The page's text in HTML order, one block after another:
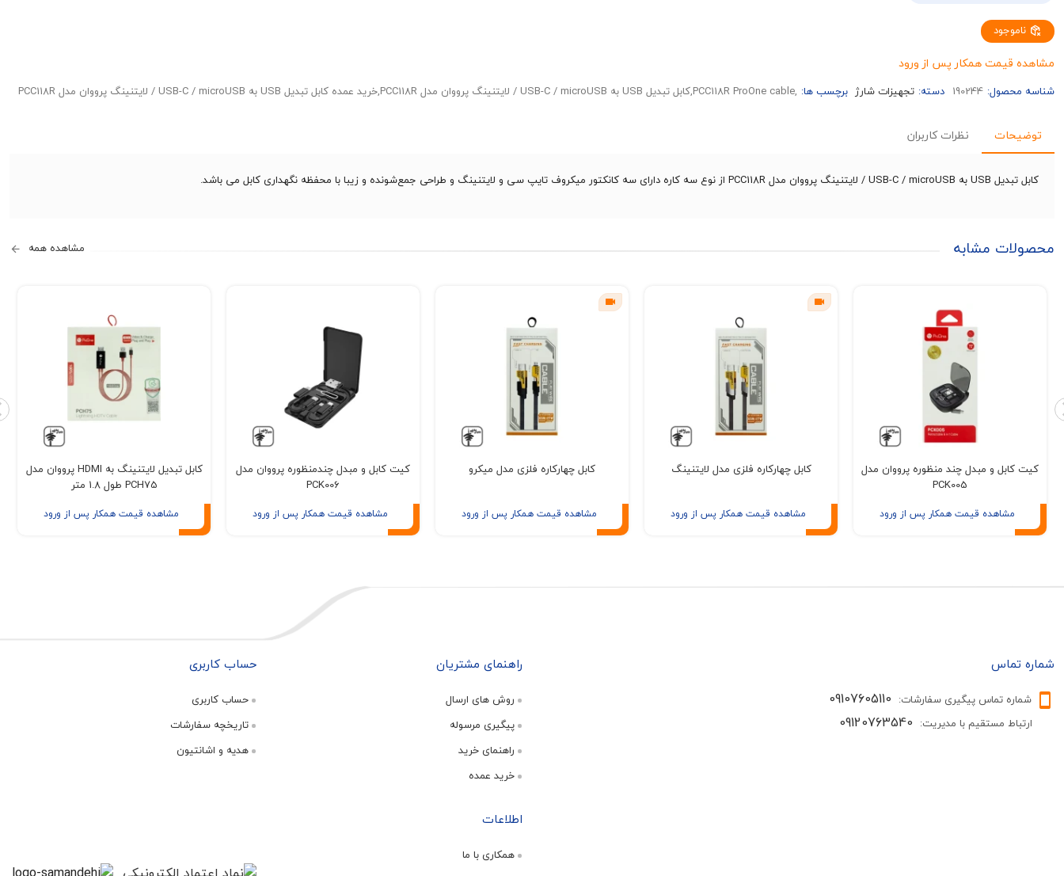
ناموجود
مشاهده قیمت همکار پس از ورود
شناسه محصول: 190244 دسته: تجهیزات شارژ برچسب ها: ,PCC118R ProOne cable,کابل تبدیل USB به USB-C / microUSB / لایتنینگ پرووان مدل PCC118R,خرید عمده کابل تبدیل USB به USB-C / microUSB / لایتنینگ پرووان مدل PCC118R
توضیحات نظرات کاربران
کابل تبدیل USB به USB-C / microUSB / لایتنینگ پرووان مدل PCC118R از نوع سه کاره دارای سه کانکتور میکروف تایپ سی و لایتنینگ و طراحی جمع‌شونده و زیبا با محفظه نگهداری کابل می باشد.
محصولات مشابه مشاهده همه
کیت کابل و مبدل چند منظوره پرووان مدل
PCK005
مشاهده قیمت همکار پس از ورود
کابل چهارکاره فلزی مدل لایتنینگ
مشاهده قیمت همکار پس از ورود
کابل چهارکاره فلزی مدل میکرو
مشاهده قیمت همکار پس از ورود
کیت کابل و مبدل چندمنظوره پرووان مدل
PCK006
مشاهده قیمت همکار پس از ورود
کابل تبدیل لایتنینگ به HDMI پرووان مدل
PCH75 طول 1.8 متر
مشاهده قیمت همکار پس از ورود
شماره تماس
شماره تماس پیگیری سفارشات: 09107605110
ارتباط مستقیم با مدیریت: 09120763540
راهنمای مشتریان
روش های ارسال
پیگیری مرسوله
راهنمای خرید
خرید عمده
حساب کاربری
حساب کاربری
تاریخچه سفارشات
هدیه و اشانتیون
اطلاعات
همکاری با ما